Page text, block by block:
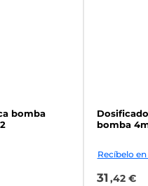
bomba
bomba
Recíbelo
31,42 €